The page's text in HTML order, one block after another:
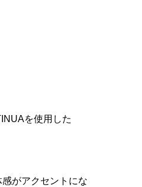
を使用した
がアクセントにな